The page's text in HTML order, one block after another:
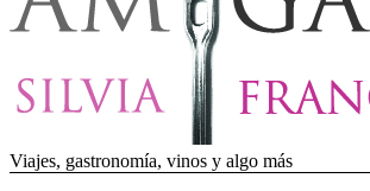
Viajes, gastronomía, vinos y algo más